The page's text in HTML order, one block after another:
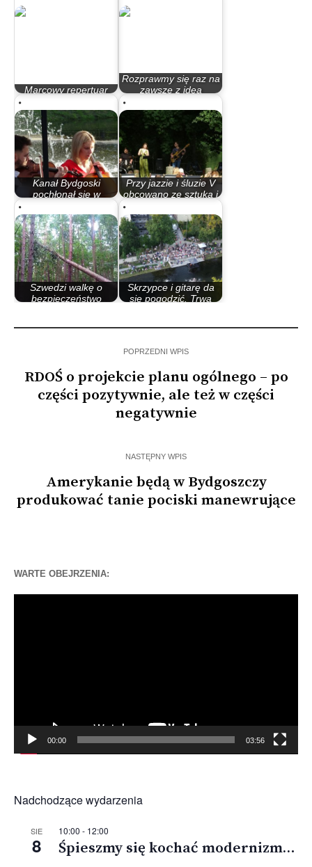
Marcowy repertuar
Filharmonii Pomorskiej
Rozprawmy się raz na
zawsze z ideą
Kanał Bydgoski
pochłonął się w
Przy jazzie i śluzie V
obcowano ze sztuką i
Szwedzi walkę o
bezpieczeństwo
Skrzypce i gitarę da
się pogodzić. Trwa
POPRZEDNI WPIS
RDOŚ o projekcie planu ogólnego – po
części pozytywnie, ale też w części
negatywnie
NASTĘPNY WPIS
Amerykanie będą w Bydgoszczy
produkować tanie pociski manewrujące
WARTE OBEJRZENIA:
00:00 03:56
Nadchodzące wydarzenia
SIE
8
10:00 - 12:00
Śpieszmy się kochać modernizm…